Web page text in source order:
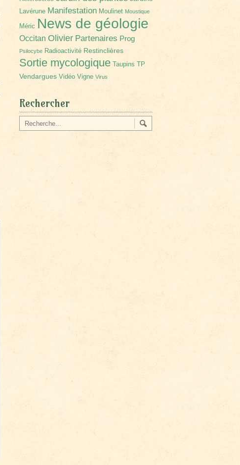
Lavérune Manifestation Moulinet Moustique
Méric News de géologie
Occitan Olivier Partenaires Prog
Psilocybe Radioactivité Restinclières
Sortie mycologique Taupins TP
Vendargues Vidéo Vigne Virus
Rechercher